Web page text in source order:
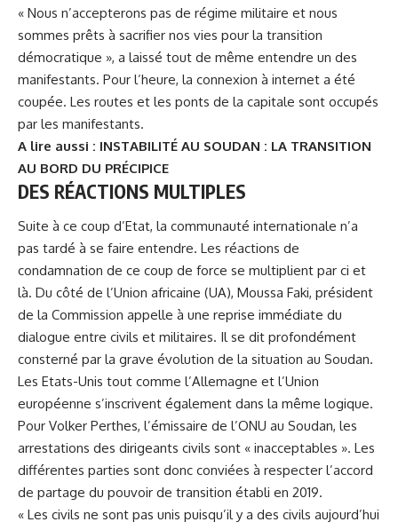
« Nous n’accepterons pas de régime militaire et nous
sommes prêts à sacrifier nos vies pour la transition
démocratique », a laissé tout de même entendre un des
manifestants. Pour l’heure, la connexion à internet a été
coupée. Les routes et les ponts de la capitale sont occupés
par les manifestants.
A lire aussi : INSTABILITÉ AU SOUDAN : LA TRANSITION
AU BORD DU PRÉCIPICE
DES RÉACTIONS MULTIPLES
Suite à ce coup d’Etat, la communauté internationale n’a
pas tardé à se faire entendre. Les réactions de
condamnation de ce coup de force se multiplient par ci et
là. Du côté de l’Union africaine (UA), Moussa Faki, président
de la Commission appelle à une reprise immédiate du
dialogue entre civils et militaires. Il se dit profondément
consterné par la grave évolution de la situation au Soudan.
Les Etats-Unis tout comme l’Allemagne et l’Union
européenne s’inscrivent également dans la même logique.
Pour Volker Perthes, l’émissaire de l’ONU au Soudan, les
arrestations des dirigeants civils sont « inacceptables ». Les
différentes parties sont donc conviées à respecter l’accord
de partage du pouvoir de transition établi en 2019.
« Les civils ne sont pas unis puisqu’il y a des civils aujourd’hui